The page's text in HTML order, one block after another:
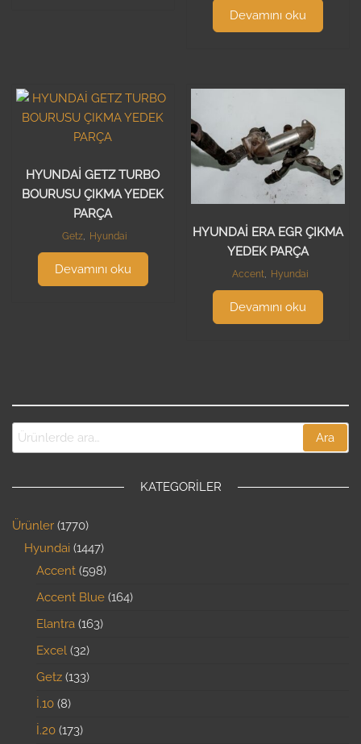
Devamını oku
HYUNDAİ GETZ TURBO
BOURUSU ÇIKMA YEDEK
PARÇA
Getz, Hyundai
Devamını oku
HYUNDAİ ERA EGR ÇIKMA
YEDEK PARÇA
Accent, Hyundai
Devamını oku
Ara
KATEGORILER
Ürünler 1770
Hyundai 1447
Accent 598
Accent Blue 164
Elantra 163
Excel 32
Getz 133
İ.10 8
İ.20 173